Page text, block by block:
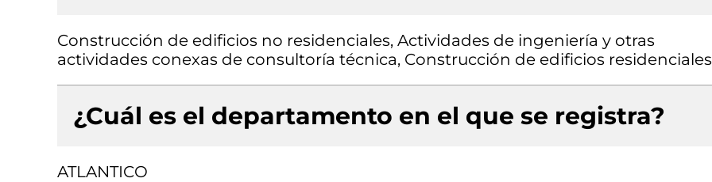
Construcción de edificios no residenciales, Actividades de ingeniería y otras
actividades conexas de consultoría técnica, Construcción de edificios residenciales
¿Cuál es el departamento en el que se registra?
ATLANTICO